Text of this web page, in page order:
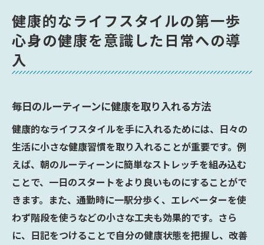
健康的な生活空間の整え方
健康目標を設定して日々のモチベーション
理由
小さな変化が健康に与える影響の科学的根
拠
日常の小さな選択が健康に与えるプラス効
果
継続することの大切さとその効果
健康的な生活習慣を続けるためのメンタル
アプローチ
健康的なライフスタイルの第一歩
心身の健康を意識した日常への導
入
毎日のルーティーンに健康を取り入れる方法
健康的なライフスタイルを手に入れるためには、日々の
生活に小さな健康習慣を取り入れることが重要です。例
えば、朝のルーティーンに簡単なストレッチを組み込む
ことで、一日のスタートをより良いものにすることがで
きます。また、通勤時に一駅分歩く、エレベーターを使
わず階段を使うなどの小さな工夫も効果的です。さら
に、日記をつけることで自分の健康状態を把握し、改善